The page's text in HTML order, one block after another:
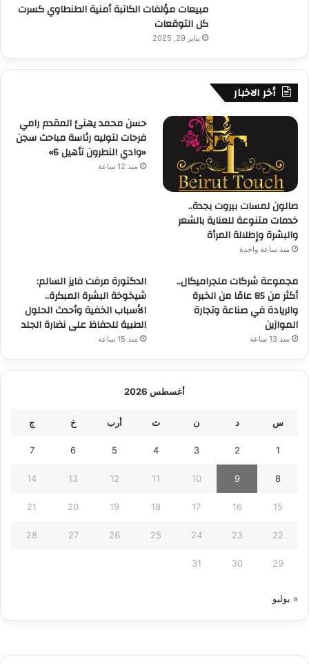
مبيعات مؤلفات الكاتبة أمنية الطنطاوي كسرت
كل التوقعات
يناير 29, 2025
أخر الاخبار
صالون لمسات بيروت بجدة..
خدمات متنوعة للعناية بالشعر
والبشرة وإطلالة المرأة
منذ ساعة واحدة
حسن محمد يهنئ المقدم رامي
فرحات لتوليه رئاسة مباحث سجن
«وادي النطرون تأهيل 6»
منذ 12 ساعة
مجموعة شركات ملجراميكال..
أكثر من 85 عامًا من الخبرة
والريادة في صناعة وتجارة
الموازين
منذ 13 ساعة
الدكتورة مرفت فايز السالم:
شيخوخة البشرة المبكرة..
الأسباب الخفية وأحدث الحلول
الطبية للحفاظ على نضارة الجلد
منذ 15 ساعة
أغسطس 2026
س د ن ث أرب خ ج
1
2
3
4
5
6
7
8
9
10
11
12
13
14
15
16
17
18
19
20
21
22
23
24
25
26
27
28
29
30
31
« يوليو